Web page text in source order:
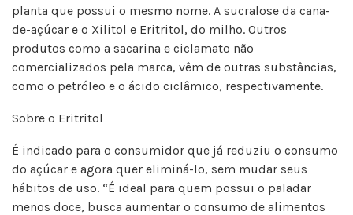
planta que possui o mesmo nome. A sucralose da cana-
de-açúcar e o Xilitol e Eritritol, do milho. Outros
produtos como a sacarina e ciclamato não
comercializados pela marca, vêm de outras substâncias,
como o petróleo e o ácido ciclâmico, respectivamente.
Sobre o Eritritol
É indicado para o consumidor que já reduziu o consumo
do açúcar e agora quer eliminá-lo, sem mudar seus
hábitos de uso. “É ideal para quem possui o paladar
menos doce, busca aumentar o consumo de alimentos